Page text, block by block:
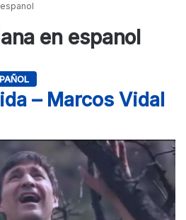
en espanol
– Marcos Vidal